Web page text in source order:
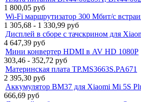
1 800,05 руб
Wi-Fi маршрутизатор 300 Мбит/с
1 305,68 - 1 330,99 руб
Дисплей в сборе с тачскрином для
4 647,39 руб
Мини конвертер HDMI в AV HD 1080P
303,46 - 352,72 руб
Материнская плата TP.MS3663S.PA671
2 395,30 руб
Аккумулятор BM37 для Xiaomi Mi 5S
666,69 руб